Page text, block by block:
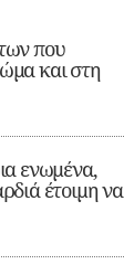
που
και στη
ενωμένα,
έτοιμη να